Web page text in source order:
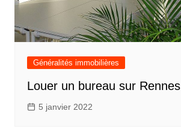
Généralités immobilières
Louer un bureau sur Rennes
5 janvier 2022